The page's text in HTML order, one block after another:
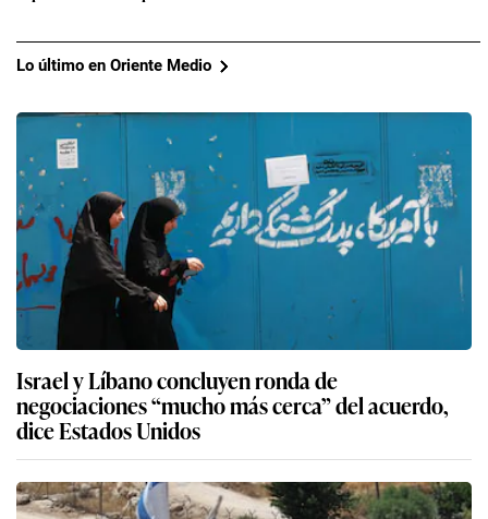
Lo último en Oriente Medio
Israel y Líbano concluyen ronda de
negociaciones “mucho más cerca” del acuerdo,
dice Estados Unidos